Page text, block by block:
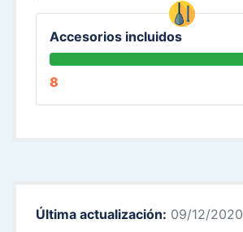
Accesorios incluidos
8
Última actualización: 09/12/2020